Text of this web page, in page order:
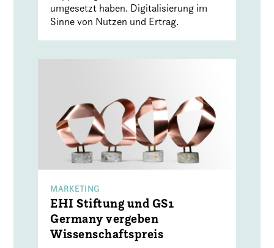
umgesetzt haben. Digitalisierung im
Sinne von Nutzen und Ertrag.
MARKETING
EHI Stiftung und GS1
Germany vergeben
Wissenschaftspreis